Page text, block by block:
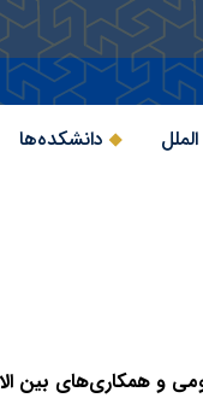
دانشکده‌ها
و همکاری‌های بین